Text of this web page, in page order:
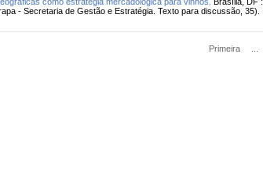
- Secretaria de Gestão e Estratégia. Texto para discussão, 35).
Primeira